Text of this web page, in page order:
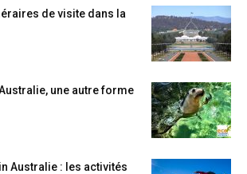
de visite dans la
une autre forme
Australie : les activités